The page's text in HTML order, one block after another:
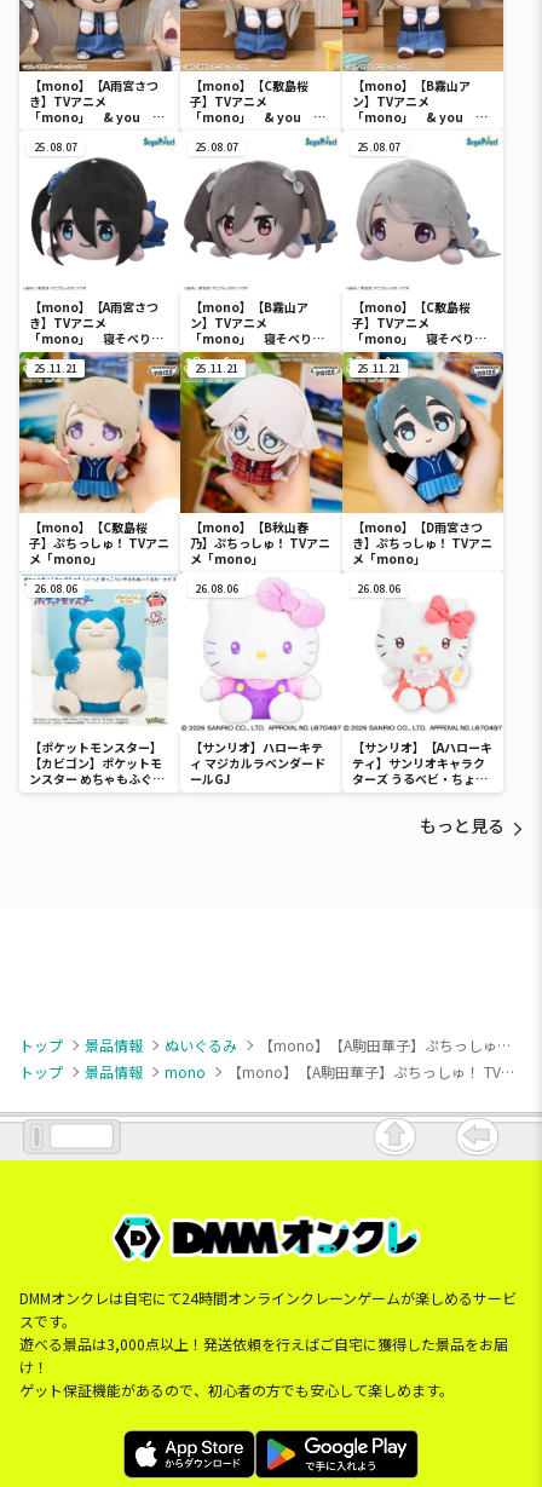
【mono】【A雨宮さつ
き】TVアニメ
「mono」 & you マ
【mono】【C敷島桜
子】TVアニメ
「mono」 & you マ
【mono】【B霧山ア
ン】TVアニメ
「mono」 & you マ
25.08.07
【mono】【A雨宮さつ
き】TVアニメ
「mono」 寝そべり
ぬいぐるみ（EX）
25.08.07
【mono】【B霧山ア
ン】TVアニメ
「mono」 寝そべり
ぬいぐるみ（EX）
25.08.07
【mono】【C敷島桜
子】TVアニメ
「mono」 寝そべり
ぬいぐるみ（EX）
25.11.21
【mono】【C敷島桜
子】ぷちっしゅ！ TVアニ
メ「mono」
25.11.21
【mono】【B秋山春
乃】ぷちっしゅ！ TVアニ
メ「mono」
25.11.21
【mono】【D雨宮さつ
き】ぷちっしゅ！ TVアニ
メ「mono」
26.08.06
【ポケットモンスター】
【カビゴン】ポケットモ
ンスター めちゃもふぐっ
と ほっこりいやされぬい
26.08.06
【サンリオ】ハローキテ
ィ マジカルラベンダード
ールGJ
26.08.06
【サンリオ】【Aハローキ
ティ】サンリオキャラク
ターズ うるベビ・ちょい
デカドール
もっと見る
トップ 景品情報 ぬいぐるみ
【mono】【A駒田華子】ぷちっしゅ！ TVアニメ「mono」
トップ
景品情報 mono 【mono】【A駒田華子】ぷちっしゅ！ TVアニメ「mono」
DMMオンクレは自宅にて24時間オンラインクレーンゲームが楽しめるサービ
スです。
遊べる景品は3,000点以上！発送依頼を行えばご自宅に獲得した景品をお届
け！
ゲット保証機能があるので、初心者の方でも安心して楽しめます。